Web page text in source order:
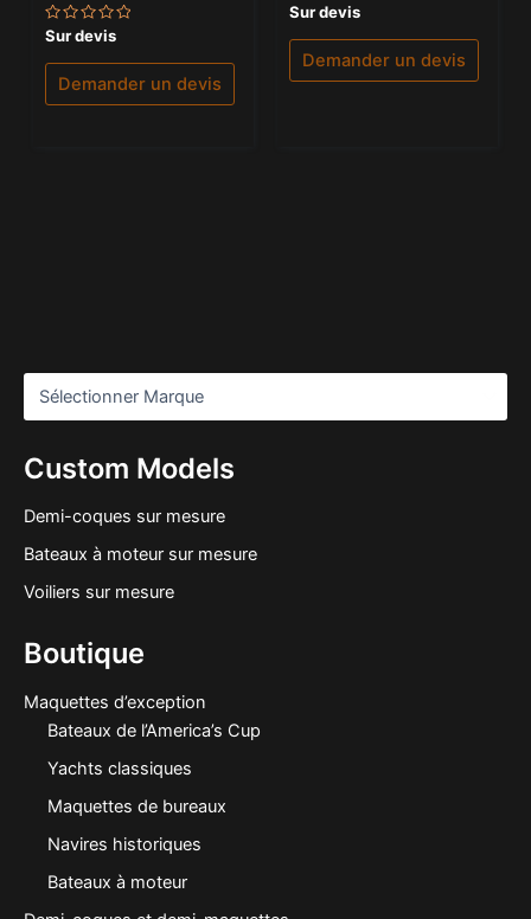
Custom Models
Demi-coques sur mesure
Bateaux à moteur sur mesure
Voiliers sur mesure
Boutique
Maquettes d’exception
Bateaux de l’America’s Cup
Yachts classiques
Maquettes de bureaux
Navires historiques
Bateaux à moteur
Note
0
sur
Sur devis
Demander un devis
Note
0
sur
Sur devis
Demander un devis